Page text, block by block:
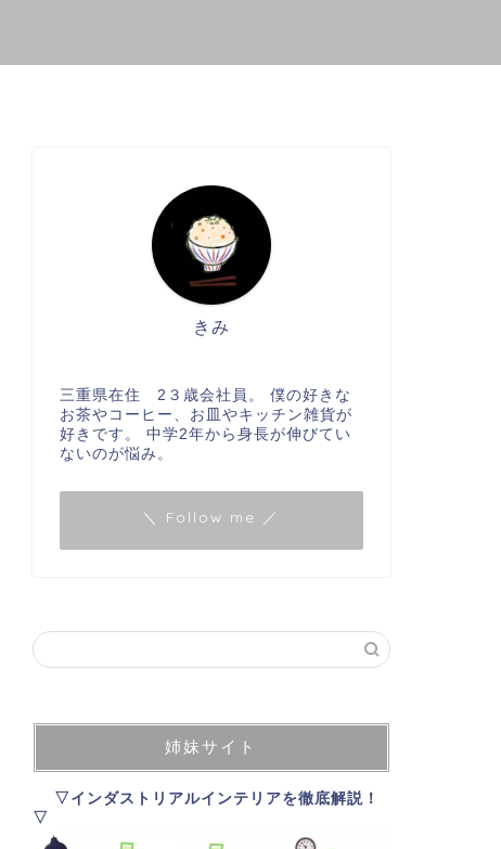
きみ
三重県在住 2３歳会社員。 僕の好きな
お茶やコーヒー、お皿やキッチン雑貨が
好きです。 中学2年から身長が伸びてい
ないのが悩み。
＼ Follow me ／
姉妹サイト
▽インダストリアルインテリアを徹底解説！
▽